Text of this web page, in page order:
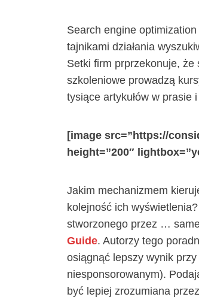
Search engine
tajnikami działania
Setki firm prprzekonuje,
szkoleniowe prowadzą
tysiące artykułów w prasie
[image src=”https://
height=”200″
Jakim mechanizmem
kolejność ich
stworzonego przez …
Guide. Autorzy tego
osiągnąć lepszy wynik
niesponsorowanym).
być lepiej zrozumiana